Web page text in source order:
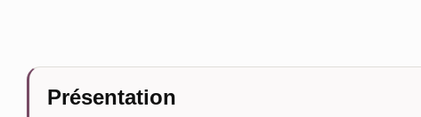
Présentation